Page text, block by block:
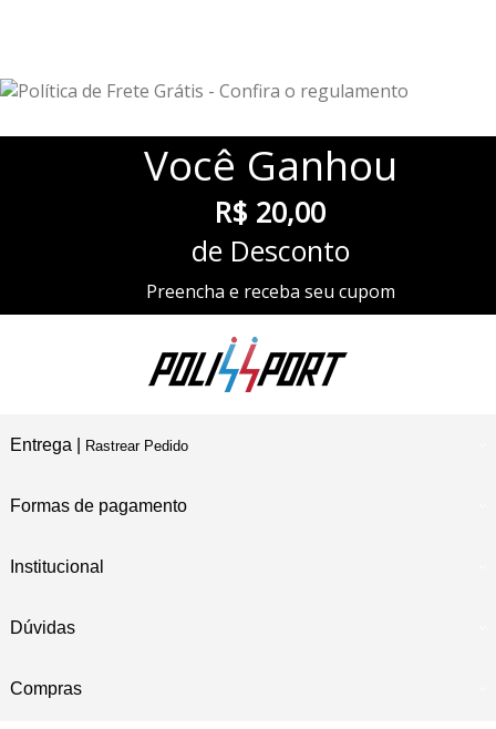
Você Ganhou
R$ 20,00
de Desconto
Preencha e receba seu cupom
Entrega | Rastrear Pedido
Formas de pagamento
Institucional
Dúvidas
Compras